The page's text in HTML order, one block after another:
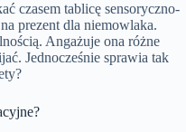
czasem tablicę sensoryczno-
prezent dla niemowlaka.
Angażuje ona różne
Jednocześnie sprawia tak